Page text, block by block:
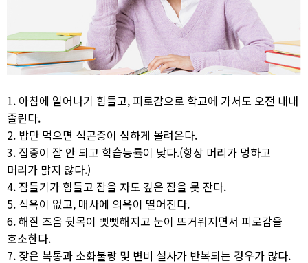
1. 아침에 일어나기 힘들고, 피로감으로 학교에 가서도 오전 내내
졸린다.
2. 밥만 먹으면 식곤증이 심하게 몰려온다.
3. 집중이 잘 안 되고 학습능률이 낮다.(항상 머리가 멍하고
머리가 맑지 않다.)
4. 잠들기가 힘들고 잠을 자도 깊은 잠을 못 잔다.
5. 식욕이 없고, 매사에 의욕이 떨어진다.
6. 해질 즈음 뒷목이 뻣뻣해지고 눈이 뜨거워지면서 피로감을
호소한다.
7. 잦은 복통과 소화불량 및 변비 설사가 반복되는 경우가 많다.